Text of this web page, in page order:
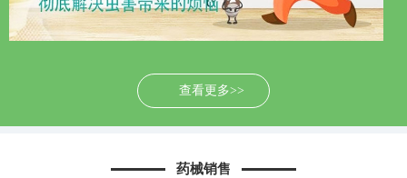
查看更多>>
药械销售